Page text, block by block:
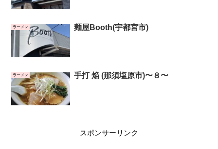
ラーメン 麺屋Booth(宇都宮市)
ラーメン 手打 焔 (那須塩原市)〜８〜
スポンサーリンク